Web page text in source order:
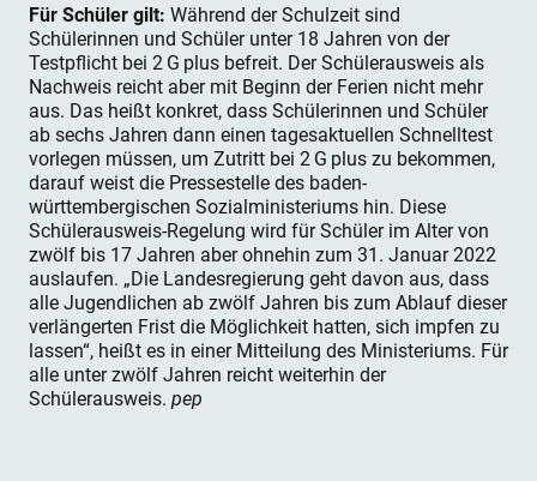
Für Schüler gilt: Während der Schulzeit sind
Schülerinnen und Schüler unter 18 Jahren von der
Testpflicht bei 2 G plus befreit. Der Schülerausweis als
Nachweis reicht aber mit Beginn der Ferien nicht mehr
aus. Das heißt konkret, dass Schülerinnen und Schüler
ab sechs Jahren dann einen tagesaktuellen Schnelltest
vorlegen müssen, um Zutritt bei 2 G plus zu bekommen,
darauf weist die Pressestelle des baden-
württembergischen Sozialministeriums hin. Diese
Schülerausweis-Regelung wird für Schüler im Alter von
zwölf bis 17 Jahren aber ohnehin zum 31. Januar 2022
auslaufen. „Die Landesregierung geht davon aus, dass
alle Jugendlichen ab zwölf Jahren bis zum Ablauf dieser
verlängerten Frist die Möglichkeit hatten, sich impfen zu
lassen“, heißt es in einer Mitteilung des Ministeriums. Für
alle unter zwölf Jahren reicht weiterhin der
Schülerausweis. pep